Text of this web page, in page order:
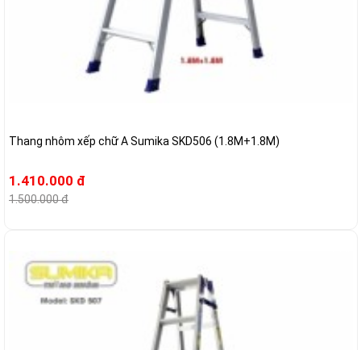
Thang nhôm xếp chữ A Sumika SKD506 (1.8M+1.8M)
1.410.000 đ
1.500.000 đ